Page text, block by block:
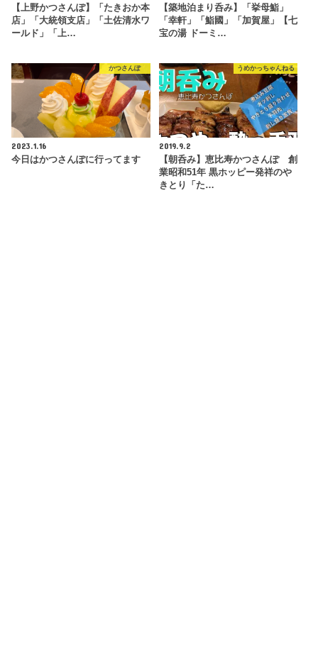
【上野かつさんぽ】「たきおか本
店」「大統領支店」「土佐清水ワ
ールド」「上…
【築地泊まり呑み】「挙母鮨」
「幸軒」「鮨國」「加賀屋」【七
宝の湯 ドーミ…
かつさんぽ
2023.1.16
今日はかつさんぽに行ってます
うめかっちゃんねる
2019.9.2
【朝呑み】恵比寿かつさんぽ 創
業昭和51年 黒ホッピー発祥のや
きとり「た…